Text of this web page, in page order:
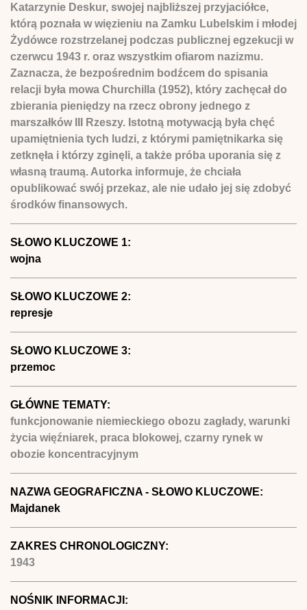
Katarzynie Deskur, swojej najbliższej przyjaciółce,
którą poznała w więzieniu na Zamku Lubelskim i młodej
Żydówce rozstrzelanej podczas publicznej egzekucji w
czerwcu 1943 r. oraz wszystkim ofiarom nazizmu.
Zaznacza, że bezpośrednim bodźcem do spisania
relacji była mowa Churchilla (1952), który zachęcał do
zbierania pieniędzy na rzecz obrony jednego z
marszałków III Rzeszy. Istotną motywacją była chęć
upamiętnienia tych ludzi, z którymi pamiętnikarka się
zetknęła i którzy zginęli, a także próba uporania się z
własną traumą. Autorka informuje, że chciała
opublikować swój przekaz, ale nie udało jej się zdobyć
środków finansowych.
SŁOWO KLUCZOWE 1:
wojna
SŁOWO KLUCZOWE 2:
represje
SŁOWO KLUCZOWE 3:
przemoc
GŁÓWNE TEMATY:
funkcjonowanie niemieckiego obozu zagłady, warunki
życia więźniarek, praca blokowej, czarny rynek w
obozie koncentracyjnym
NAZWA GEOGRAFICZNA - SŁOWO KLUCZOWE:
Majdanek
ZAKRES CHRONOLOGICZNY:
1943
NOŚNIK INFORMACJI: